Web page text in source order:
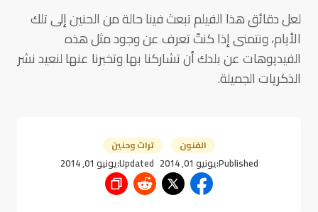
لعل دقائق هذا الفيلم تبعث فينا حالة من الحنين إلى تلك
الأيام، ونتمنى إذا كنتّ تعرف عن وجود مثل هذه
الفيديوهات عن بلدك أن تشاركنا بها وتخبرنا عنها لنعيد نشر
الذكريات الجميلة.
الفنون تراث وحنين
Published:يونيو 01, 2014 Updated:يونيو 01, 2014